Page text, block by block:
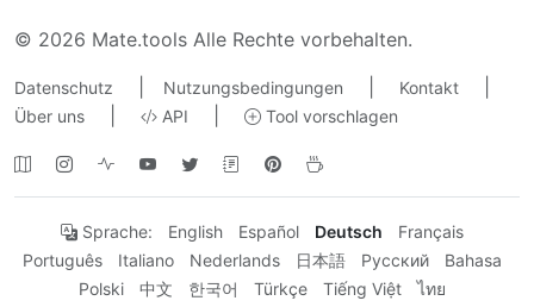
© 2026 Mate.tools Alle Rechte vorbehalten.
Datenschutz Nutzungsbedingungen Kontakt
Über uns API Tool vorschlagen
Sprache: English Español Deutsch
Français
Português
Italiano Nederlands 日本語 Русский
Bahasa
Polski
中文 한국어 Türkçe Tiếng Việt ไทย